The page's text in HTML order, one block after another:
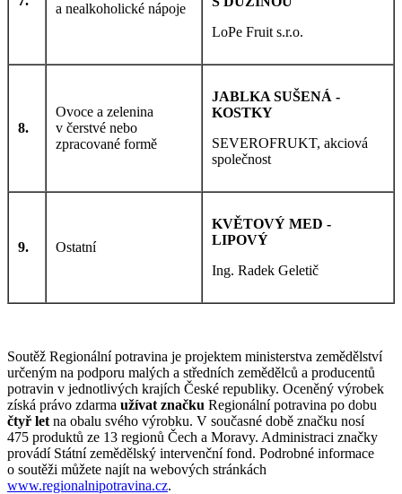
a nealkoholické nápoje
LoPe Fruit s.r.o.
8.
Ovoce a zelenina
v čerstvé nebo
zpracované formě
JABLKA SUŠENÁ -
KOSTKY
SEVEROFRUKT, akciová
společnost
9. Ostatní
KVĚTOVÝ MED -
LIPOVÝ
Ing. Radek Geletič
Soutěž Regionální potravina je projektem ministerstva zemědělství
určeným na podporu malých a středních zemědělců a producentů
potravin v jednotlivých krajích České republiky. Oceněný výrobek
získá právo zdarma užívat značku Regionální potravina po dobu
čtyř let na obalu svého výrobku. V současné době značku nosí
475 produktů ze 13 regionů Čech a Moravy. Administraci značky
provádí Státní zemědělský intervenční fond. Podrobné informace
o soutěži můžete najít na webových stránkách
www.regionalnipotravina.cz.